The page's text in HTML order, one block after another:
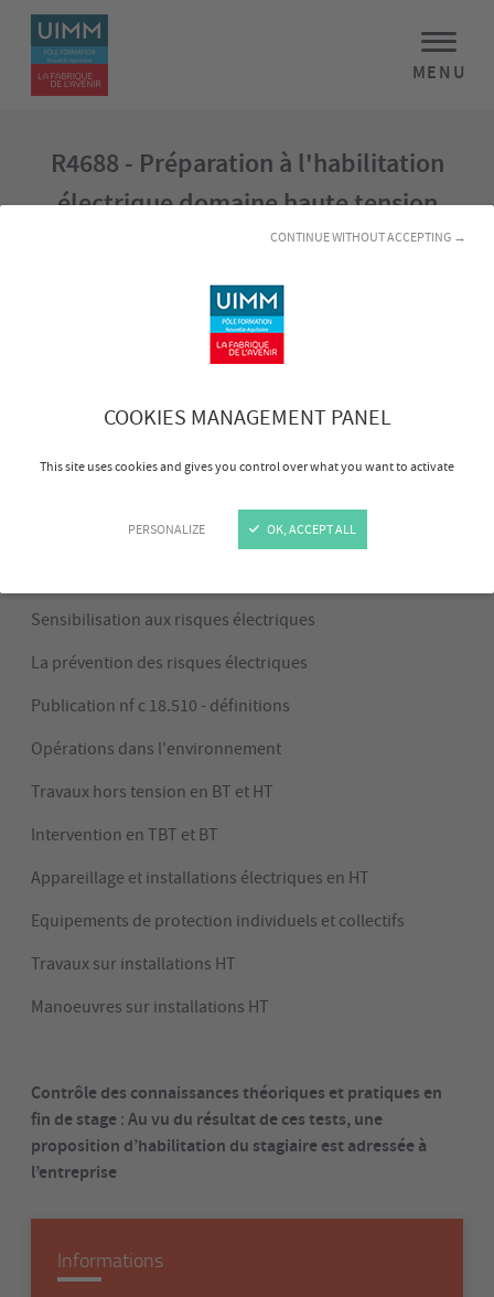
COOKIES MANAGEMENT PANEL
This site uses cookies and gives you control over what you want to activate
PERSONALIZE
CONTINUE WITHOUT ACCEPTING →
OK, ACCEPT ALL
MENU
R4688 - Préparation à l'habilitation
électrique domaine haute tension
personnel électricien
Identifier les différents risques électriques en HT
Effectuer des travaux ou manoeuvres en toute
Réaliser une consignation – déconsignation d’un
Sensibilisation aux risques électriques
La prévention des risques électriques
Publication nf c 18.510 - définitions
Opérations dans l'environnement
Travaux hors tension en BT et HT
Intervention en TBT et BT
Appareillage et installations électriques en HT
Equipements de protection individuels et collectifs
Travaux sur installations HT
Manoeuvres sur installations HT
Contrôle des connaissances théoriques et pratiques en
fin de stage : Au vu du résultat de ces tests, une
proposition d’habilitation du stagiaire est adressée à
l’entreprise
Informations